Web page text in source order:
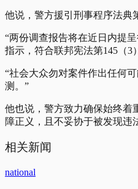
他说，警方援引刑事程序法典
“两份调查报告将在近日内提
指示，符合联邦宪法第145（3
“社会大众勿对案件作出任何
测。”
他也说，警方致力确保始终着
障正义，且不妥协于被发现违
相关新闻
national